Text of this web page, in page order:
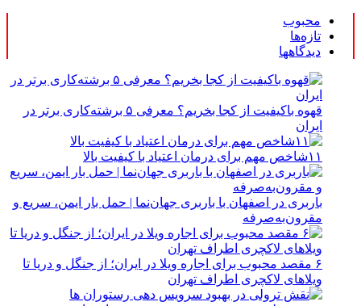
محبوب
تازه‌ها
دیدگاهها
قهوه باکیفیت از کجا بخریم؟ معرفی ۵ برشته‌کاری برتر در
ایران
۱۱شاخص مهم برای درمان اعتیاد با کیفیت بالا
باربری در اصفهان با باربری جهان‌نما | حمل بار ایمن، سریع و
مقرون‌به‌صرفه
۶ مقصد محبوب برای اجاره ویلا در ایران؛ از جنگل و دریا تا
ویلاهای لاکچری اطراف تهران